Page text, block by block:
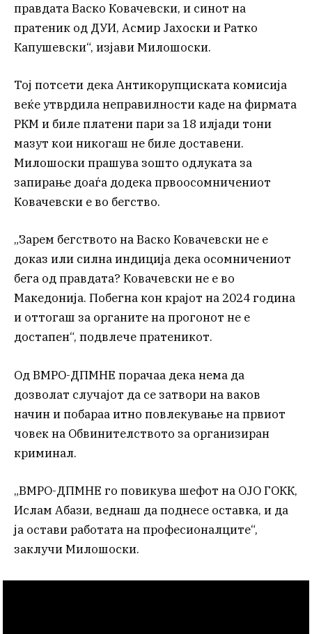
правдата Васко Ковачевски, и синот на
пратеник од ДУИ, Асмир Јахоски и Ратко
Капушевски“, изјави Милошоски.
Тој потсети дека Антикорупциската комисија
веќе утврдила неправилности каде на фирмата
РКМ и биле платени пари за 18 илјади тони
мазут кои никогаш не биле доставени.
Милошоски прашува зошто одлуката за
запирање доаѓа додека првоосомничениот
Ковачевски е во бегство.
„Зарем бегството на Васко Ковачевски не е
доказ или силна индиција дека осомничениот
бега од правдата? Ковачевски не е во
Македонија. Побегна кон крајот на 2024 година
и оттогаш за органите на прогонот не е
достапен“, подвлече пратеникот.
Од ВМРО-ДПМНЕ порачаа дека нема да
дозволат случајот да се затвори на ваков
начин и побараа итно повлекување на првиот
човек на Обвинителството за организиран
криминал.
„ВМРО-ДПМНЕ го повикува шефот на ОЈО ГОКК,
Ислам Абази, веднаш да поднесе оставка, и да
ја остави работата на професионалците“,
заклучи Милошоски.